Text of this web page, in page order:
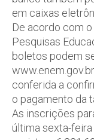
em caixas
De acordo com
Pesquisas
boletos podem
conferida a
o pagamento da
As inscrições
última sexta-